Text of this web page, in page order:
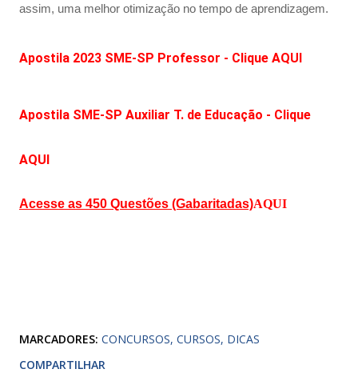
assim, uma melhor otimização no tempo de aprendizagem.
Apostila 2023 SME-SP Professor - Clique AQUI
Apostila SME-SP Auxiliar T. de Educação - Clique
AQUI
Acesse as 450 Questões (Gabaritadas)AQUI
MARCADORES: CONCURSOS CURSOS DICAS
COMPARTILHAR